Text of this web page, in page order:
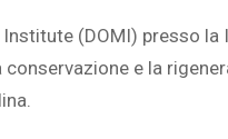
(DOMI) presso
e la